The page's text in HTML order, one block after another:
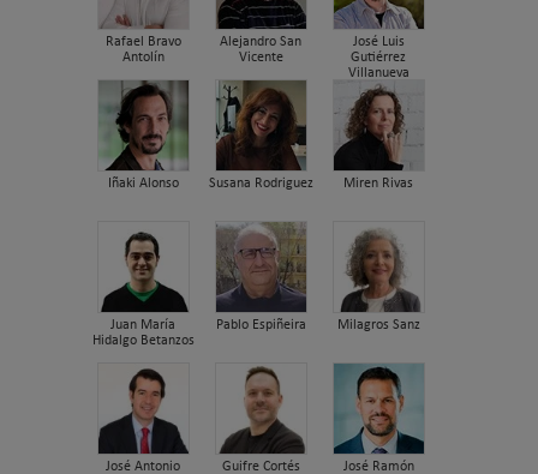
Rafael Bravo
Antolín
Alejandro San
Vicente
José Luis
Gutiérrez
Villanueva
Iñaki Alonso Susana Rodriguez Miren Rivas
Juan María
Hidalgo Betanzos
Pablo Espiñeira Milagros Sanz
José Antonio
Guifre Cortés
José Ramón